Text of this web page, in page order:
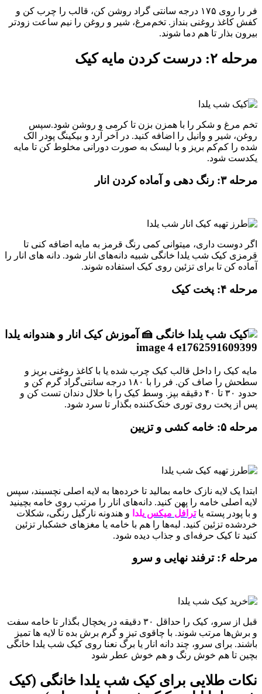
فر را روی ۱۷۵ درجه سانتی‌ گراد روشن کن، قالب را چرب کن و
کفش کاغذ روغنی بنداز. تخم‌مرغ، شیر و روغن را نیم ساعت زودتر
بیرون بذار تا هم‌ دما شوند.
مرحله ۲: درست کردن مایه کیک
تخم‌ مرغ و شکر را با همزن بزن تا کرمی و روشن شود.سپس
روغن، شیر و وانیل را اضافه کنید. در آخر آرد و بیکینگ‌ پودر الک‌
شده را کم‌کم بریز و با لیسک به صورت دورانی مخلوط کن تا مایه
یکدست شود.
مرحله ۳: رنگ‌ دهی و آماده کردن انار
اگر دوست داری، میتوانی کمی رنگ قرمز به مایه اضافه کنی تا
قرمزی کیک شب یلدا خانگی شبیه دانه‌های انار شود. دانه‌ های انار را
آماده کن تا برای تزئین روی کیک استفاده شوند.
مرحله ۴: پخت کیک
مایه کیک را داخل قالب کیک چرب‌ شده یا با کاغذ روغنی بریز و
سطحش را صاف کن. فر را با ۱۸۰ درجه سانتی‌گراد گرم کن و
حدود ۳۰ تا ۴۰ دقیقه بپز. وسط کیک را با خلال دندان تست کن و
پس از پخت روی توری خنک‌کننده بگذار تا سرد شود.
مرحله ۵: خامه‌ کشی و تزیین
ابتدا یک لایه نازک خامه بمالید تا خرده‌ها به لایه اصلی نچسبند، سپس
لایه اصلی خامه را پهن کنید. دانه‌های انار را مرتب روی خامه بچینید
و با پودر پسته یاترافل میکس یلدا و هندونه نارگیل رنگی، شکلات
خردشده تزئین کنید. لبه‌ها را هم با خامه یا مغزهای خشکبار تزئین
کنید تا کیک حرفه‌ای و جذاب دیده شود.
مرحله ۶: ترفند نهایی و سرو
قبل از سرو، کیک را حداقل ۳۰ دقیقه در یخچال بگذار تا خامه سفت
و برش‌ها مرتب شوند. با چاقوی تیز و گرم برش بده تا لایه‌ ها تمیز
باشند. برای سرو، چند دانه انار یا برگ نعنا روی کیک شب یلدا خانگی
بچین تا هم خوش‌ رنگ و هم خوش‌ عطر شود
نکات طلایی برای کیک شب یلدا خانگی (کیک